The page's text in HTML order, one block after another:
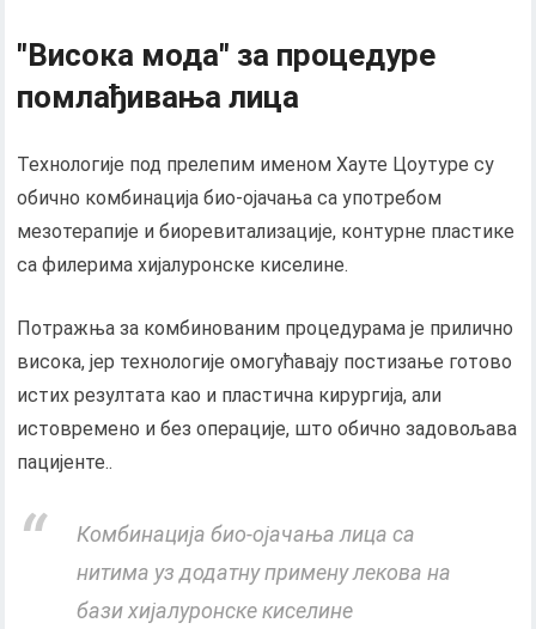
"Висока мода" за процедуре
помлађивања лица
Технологије под прелепим именом Хауте Цоутуре су
обично комбинација био-ојачања са употребом
мезотерапије и биоревитализације, контурне пластике
са филерима хијалуронске киселине.
Потражња за комбинованим процедурама је прилично
висока, јер технологије омогућавају постизање готово
истих резултата као и пластична кирургија, али
истовремено и без операције, што обично задовољава
пацијенте..
Комбинација био-ојачања лица са
нитима уз додатну примену лекова на
бази хијалуронске киселине